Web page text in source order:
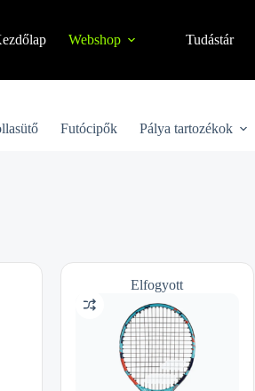
Webshop Tudástár
Futócipők Pálya tartozékok
Elfogyott